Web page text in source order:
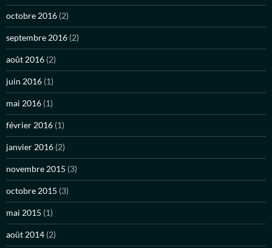
octobre 2016 (2)
septembre 2016 (2)
août 2016 (2)
juin 2016 (1)
mai 2016 (1)
février 2016 (1)
janvier 2016 (2)
novembre 2015 (3)
octobre 2015 (3)
mai 2015 (1)
août 2014 (2)